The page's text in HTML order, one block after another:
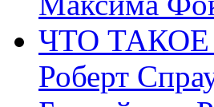
ЧТО
Роберт